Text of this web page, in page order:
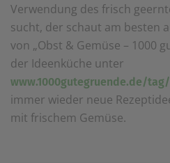
Verwendung des frisch
sucht, der schaut am besten
von „Obst & Gemüse – 1000
der Ideenküche unter
www.1000gutegruende.de/
immer wieder neue
mit frischem Gemüse.